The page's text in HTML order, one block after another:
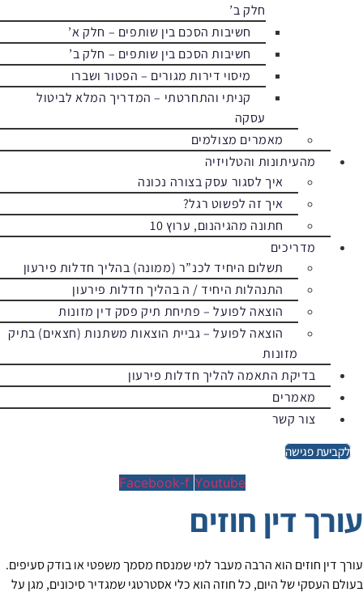
חלק ב’
חשיבות הסכם בין שותפים – חלק א’
חשיבות הסכם בין שותפים – חלק ב’
מיסוי דירות מגורים – הפטור ושברו
קניתי והתחרטתי – המדריך המלא לביטול
עסקה
מאמרים מצולמים
מהעיתונות והטלויזיה
איך לסגור עסק בצורה נכונה
איך זה לפשוט רגל?
חתונה מהגיהנום, ערוץ 10
מדריכים
תשלום היחיד לכנ”ר (ממונה) בהליך חדלות פירעון
התנהלות היחיד / ה בהליך חדלות פירעון
הוצאה לפועל – פתיחת תיק פסק דין מזונות
הוצאה לפועל – גביית הוצאות משתנות (חצאים) בתיק
מזונות
בדיקת התאמה להליך חדלות פירעון
מאמרים
צור קשר
לקביעת פגישה
Facebook-f Youtube
עורך דין חוזים
עורך דין חוזים הוא הרבה מעבר למי שמנסח מסמך משפטי או בודק סעיפים.
בעולם העסקי של היום, כל חוזה הוא כלי אסטרטגי שמגדיר סיכונים, מגן על